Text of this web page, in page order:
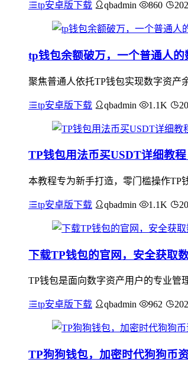
tp安卓版下载 qbadmin 860
tp钱包余额破万，一个普通人
聚焦普通人依托TP钱包实现数字资产
tp安卓版下载 qbadmin 1.1K
TP钱包用法币买USDT详细教
本教程专为新手打造，零门槛操作TP
tp安卓版下载 qbadmin 1.1K
下载TP钱包的官网，安全获取
TP钱包是面向数字资产用户的专业管
tp安卓版下载 qbadmin 962
TP狗狗钱包，加密时代狗狗币